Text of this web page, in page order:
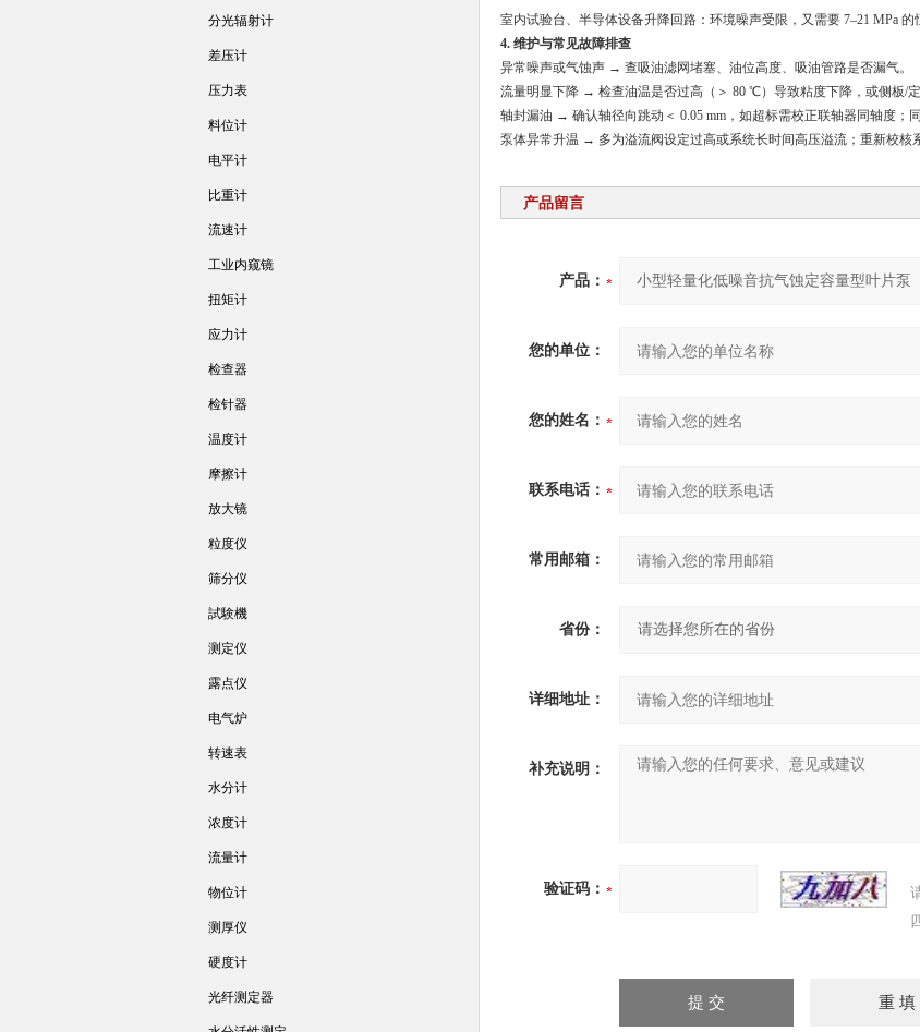
室内试验台、半导体设备升降回路：环境噪声受限，又需要 7–21 MPa 的
4. 维护与常见故障排查
异常噪声或气蚀声 → 查吸油滤网堵塞、油位高度、吸油管路是否漏气。
流量明显下降 → 检查油温是否过高（＞ 80 ℃）导致粘度下降，或侧板/
轴封漏油 → 确认轴径向跳动＜ 0.05 mm，如超标需校正联轴器同轴度；
泵体异常升温 → 多为溢流阀设定过高或系统长时间高压溢流；重新校核
产品留言
产品：
您的单位：
您的姓名：
联系电话：
常用邮箱：
省份：
详细地址：
补充说明：
验证码：
分光辐射计
差压计
压力表
料位计
电平计
比重计
流速计
工业内窥镜
扭矩计
应力计
检查器
检针器
温度计
摩擦计
放大镜
粒度仪
筛分仪
試験機
测定仪
露点仪
电气炉
转速表
水分计
浓度计
流量计
物位计
测厚仪
硬度计
光纤测定器